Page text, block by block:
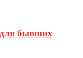
бывших